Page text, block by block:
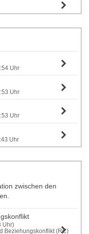
Uhr
Uhr
Uhr
Uhr
zwischen den
Uhr)
Beziehungskonflikt (RC)